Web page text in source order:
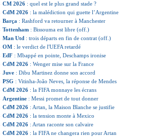
CM 2026 : quel est le plus grand stade ?
CdM 2026 : la malédiction qui guette l’Argentine
Barça : Rashford va retourner à Manchester
Tottenham : Bissouma est libre (off.)
Man Utd : trois départs en fin de contrat (off.)
OM : le verdict de l'UEFA retardé
EdF : Mbappé en pointe, Deschamps ironise
CdM 2026 : Wenger mise sur la France
Juve : Dibu Martinez donne son accord
PSG : Vitinha-João Neves, la réponse de Mendes
CdM 2026 : la FIFA monnaye les écrans
Argentine : Messi promet de tout donner
CdM 2026 : Artan, la Maison Blanche se justifie
CdM 2026 : la tension monte à Mexico
CdM 2026 : Artan raconte son calvaire
CdM 2026 : la FIFA ne changera rien pour Artan